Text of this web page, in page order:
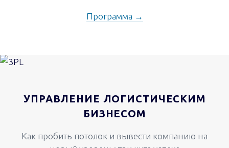
Программа →
УПРАВЛЕНИЕ ЛОГИСТИЧЕСКИМ
БИЗНЕСОМ
Как пробить потолок и вывести компанию на